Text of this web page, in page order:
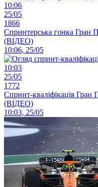
10:06
25/05
1866
Спринтерська гонка Гран
(ВІДЕО)
10:06, 25/05
10:03
25/05
1772
Спринт-кваліфікація
(ВІДЕО)
10:03, 25/05